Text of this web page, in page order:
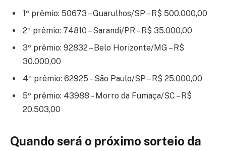
1º prêmio: 50673 – Guarulhos/SP – R$ 500.000,00
2º prêmio: 74810 – Sarandi/PR – R$ 35.000,00
3º prêmio: 92832 – Belo Horizonte/MG – R$
30.000,00
4º prêmio: 62925 – São Paulo/SP – R$ 25.000,00
5º prêmio: 43988 – Morro da Fumaça/SC – R$
20.503,00
Quando será o próximo sorteio da